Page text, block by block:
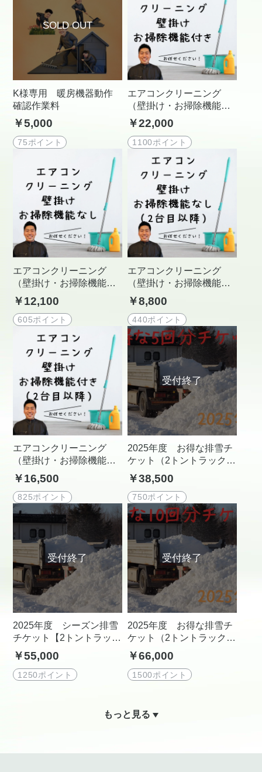
K様専用 暖房機器動作
確認作業料
￥5,000
75ポイント
エアコンクリーニング
（壁掛け・お掃除機能付
き）
￥22,000
1100ポイント
エアコンクリーニング
（壁掛け・お掃除機能な
し）
￥12,100
605ポイント
エアコンクリーニング
（壁掛け・お掃除機能な
し）2台目以降
￥8,800
440ポイント
エアコンクリーニング
（壁掛け・お掃除機能付
き）2台目以降
￥16,500
825ポイント
2025年度 お得な排雪チ
ケット（2トントラック5
回分）
￥38,500
750ポイント
2025年度 シーズン排雪
チケット【2トントラッ
ク】
￥55,000
1250ポイント
2025年度 お得な排雪チ
ケット（2トントラック1
0回分）
￥66,000
1500ポイント
もっと見る